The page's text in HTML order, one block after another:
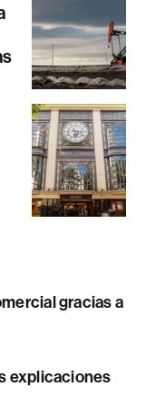
gracias a
explicaciones